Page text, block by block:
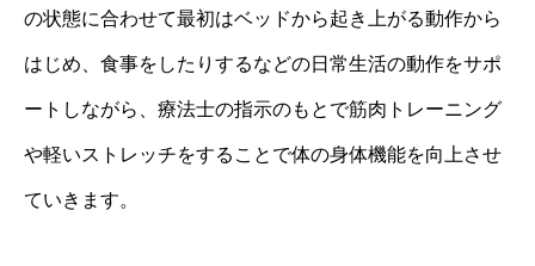
の状態に合わせて最初はベッドから起き上がる動作から
はじめ、食事をしたりするなどの日常生活の動作をサポ
ートしながら、療法士の指示のもとで筋肉トレーニング
や軽いストレッチをすることで体の身体機能を向上させ
ていきます。